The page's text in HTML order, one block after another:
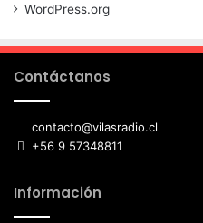
WordPress.org
Contáctanos
contacto@vilasradio.cl
+56 9 57348811
Información